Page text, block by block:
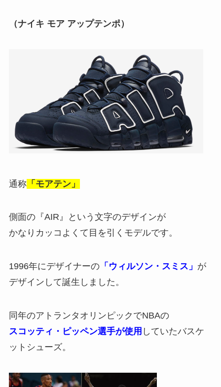
（ナイキ モア アップテンポ）
通称「モアテン」
側面の『AIR』という文字のデザインが
かなりカッコよくて目を引くモデルです。
1996年にデザイナーの「ウィルソン・スミス」 が
デザインして誕生しました。
同年のアトランタオリンピックでNBAの
スコッティ・ピッペン選手が使用 していたバスケ
ットシューズ。